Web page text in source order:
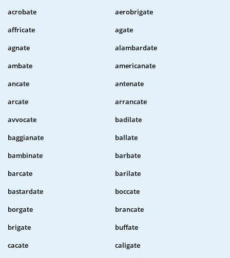
acrobate
aerobrigate
affricate
agate
agnate
alambardate
ambate
americanate
ancate
antenate
arcate
arrancate
avvocate
badilate
baggianate
ballate
bambinate
barbate
barcate
barilate
bastardate
boccate
borgate
brancate
brigate
buffate
cacate
caligate